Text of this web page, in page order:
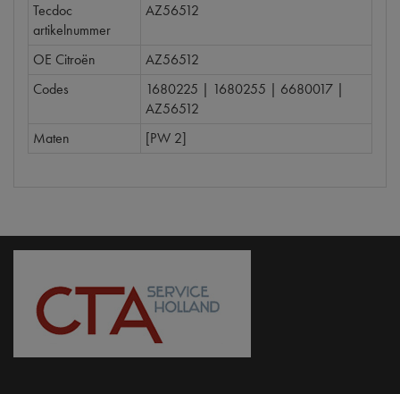
Tecdoc
artikelnummer
AZ56512
OE Citroën
AZ56512
Codes
1680225 | 1680255 | 6680017 |
AZ56512
Maten
[PW 2]